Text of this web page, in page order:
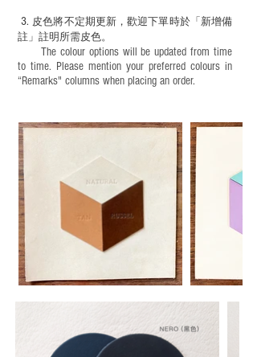
3. 皮色將不定期更新，歡迎下單時於「新增備
註」註明 所需皮色。
The colour options will be updated from time
to time. Please mention your preferred colours in
“Remarks" columns when placing an order.